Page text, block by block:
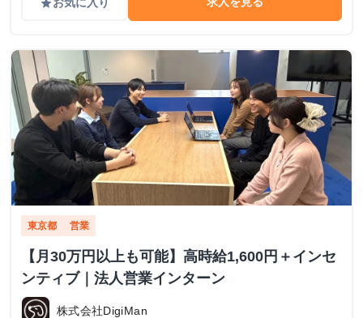
grade
東京都 営業
【月30万円以上も可能】高時給1,600円＋インセ
ンティブ｜法人営業インターン
株式会社DigiMan